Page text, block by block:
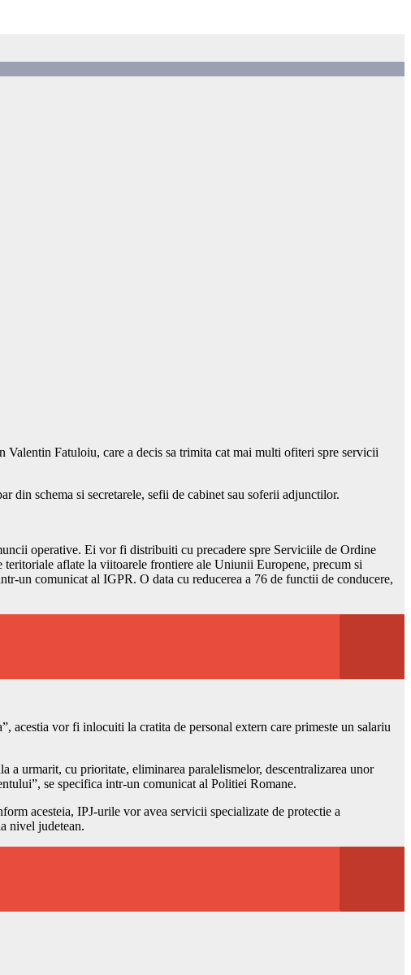
Fatuloiu, care a decis sa trimita cat mai multi ofiteri spre servicii
din schema si secretarele, sefii de cabinet sau soferii adjunctilor.
operative. Ei vor fi distribuiti cu precadere spre Serviciile de Ordine
aflate la viitoarele frontiere ale Uniunii Europene, precum si
un comunicat al IGPR. O data cu reducerea a 76 de functii de conducere,
acestia vor fi inlocuiti la cratita de personal extern care primeste un salariu
a urmarit, cu prioritate, eliminarea paralelismelor, descentralizarea unor
se specifica intr-un comunicat al Politiei Romane.
acesteia, IPJ-urile vor avea servicii specializate de protectie a
nivel judetean.